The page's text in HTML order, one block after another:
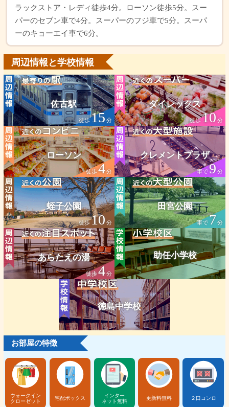
ラックストア・レディ徒歩4分。ローソン徒歩5分。スー
パーのセブン車で4分。スーパーのフジ車で5分。スーパ
ーのキョーエイ車で6分。
周辺情報と学校情報
佐古駅
徒歩15 分
ダイレックス
徒歩10分
ローソン
徒歩4分
クレメントプラザ
車で9分
蛭子公園
徒歩10 分
田宮公園
車で7分
あらたえの湯
徒歩4分
助任小学校
徳島中学校
お部屋の特徴
ウォークイン
クローゼット
宅配ボックス
インター
ネット無料
更新料無料 ２口コンロ